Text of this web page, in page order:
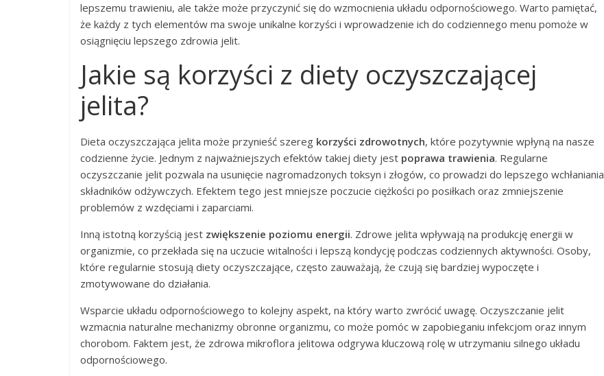
lepszemu trawieniu, ale także może przyczynić się do wzmocnienia układu odpornościowego. Warto pamiętać,
że każdy z tych elementów ma swoje unikalne korzyści i wprowadzenie ich do codziennego menu pomoże w
osiągnięciu lepszego zdrowia jelit.
Jakie są korzyści z diety oczyszczającej
jelita?
Dieta oczyszczająca jelita może przynieść szereg korzyści zdrowotnych, które pozytywnie wpłyną na nasze
codzienne życie. Jednym z najważniejszych efektów takiej diety jest poprawa trawienia. Regularne
oczyszczanie jelit pozwala na usunięcie nagromadzonych toksyn i złogów, co prowadzi do lepszego wchłaniania
składników odżywczych. Efektem tego jest mniejsze poczucie ciężkości po posiłkach oraz zmniejszenie
problemów z wzdęciami i zaparciami.
Inną istotną korzyścią jest zwiększenie poziomu energii. Zdrowe jelita wpływają na produkcję energii w
organizmie, co przekłada się na uczucie witalności i lepszą kondycję podczas codziennych aktywności. Osoby,
które regularnie stosują diety oczyszczające, często zauważają, że czują się bardziej wypoczęte i
zmotywowane do działania.
Wsparcie układu odpornościowego to kolejny aspekt, na który warto zwrócić uwagę. Oczyszczanie jelit
wzmacnia naturalne mechanizmy obronne organizmu, co może pomóc w zapobieganiu infekcjom oraz innym
chorobom. Faktem jest, że zdrowa mikroflora jelitowa odgrywa kluczową rolę w utrzymaniu silnego układu
odpornościowego.